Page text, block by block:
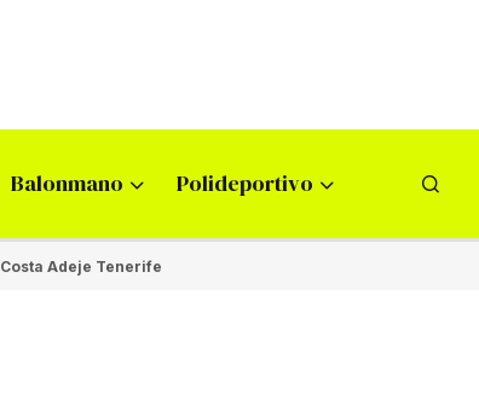
Balonmano Polideportivo
Costa Adeje Tenerife